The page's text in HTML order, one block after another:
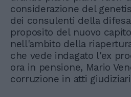
considerazione del
dei consulenti della
proposito del nuovo
nell'ambito della
che vede indagato l'ex
ora in pensione, Mario
corruzione in atti